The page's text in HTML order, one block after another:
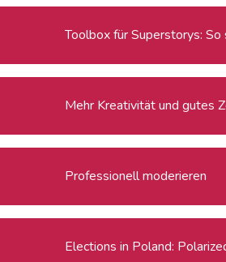
Toolbox für Superstorys: So
Mehr Kreativität und gutes
Professionell moderieren
Elections in Poland: